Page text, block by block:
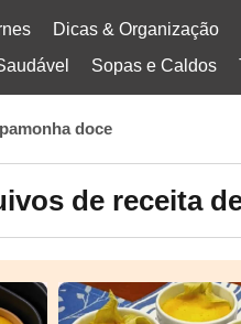
Dicas & Organização
Sopas e Caldos
doce
de receita